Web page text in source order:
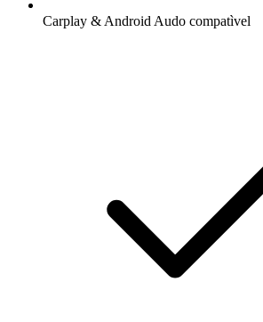
Carplay & Android Audo compatìvel